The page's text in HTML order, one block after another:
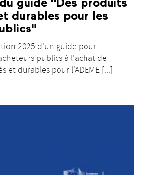
guide "Des produits
durables pour les
2025 d'un guide pour
publics à l'achat de
et durables pour l'ADEME [...]